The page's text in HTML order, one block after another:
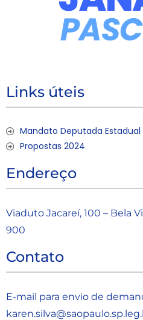
Links úteis
Mandato Deputada Estadual
Propostas 2024
Endereço
Viaduto Jacareí, 100 – Bela
900
Contato
E-mail para envio de